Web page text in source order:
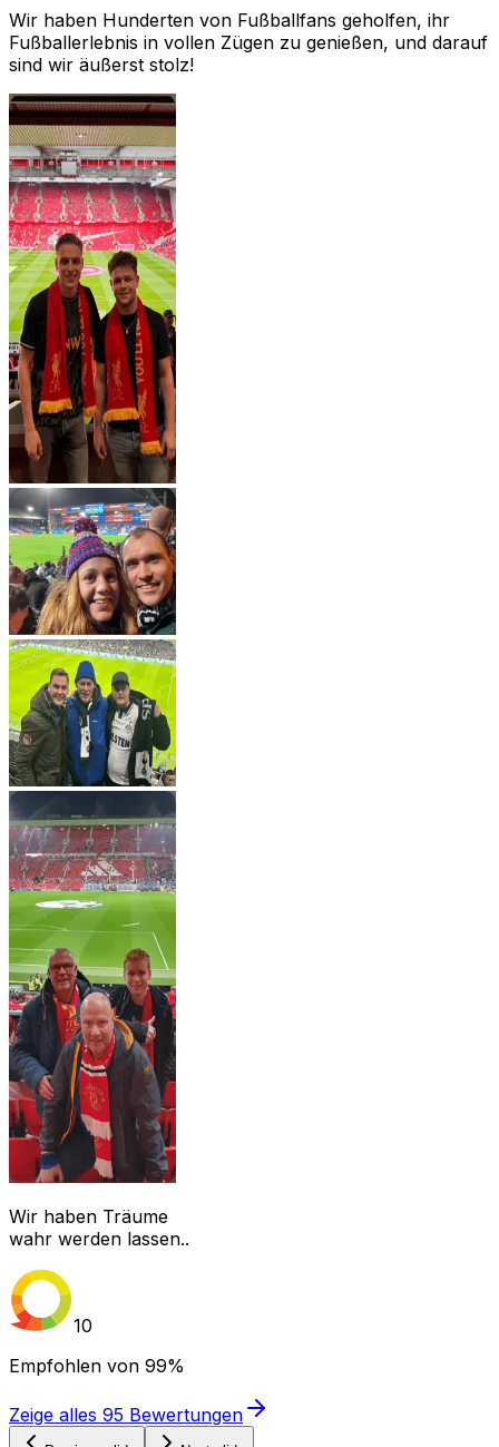
Wir haben Hunderten von Fußballfans geholfen, ihr
Fußballerlebnis in vollen Zügen zu genießen, und darauf
sind wir äußerst stolz!
Wir haben Träume
wahr werden lassen..
10
Empfohlen von 99%
Zeige alles 95 Bewertungen